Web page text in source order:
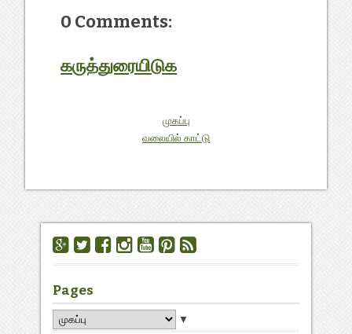
0 Comments:
கருத்துரையிடுக
முகப்பு
வலையில் காட்டு
Pages
▼